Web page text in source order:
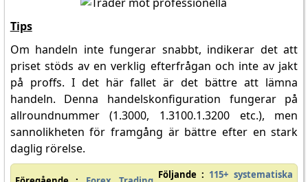
Tips
Om handeln inte fungerar snabbt, indikerar det att
priset stöds av en verklig efterfrågan och inte av jakt
på proffs. I det här fallet är det bättre att lämna
handeln. Denna handelskonfiguration fungerar på
allroundnummer (1.3000, 1.3100.1.3200 etc.), men
sannolikheten för framgång är bättre efter en stark
daglig rörelse.
Följande : 115+ systematiska